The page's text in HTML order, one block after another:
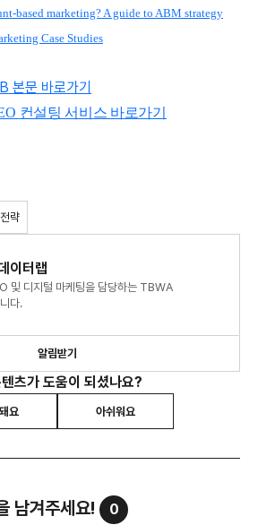
based marketing? A guide to ABM strategy
Case Studies
본문 바로가기
컨설팅 서비스 바로가기
략
이터랩
및 디지털 마케팅을 담당하는 TBWA
다.
알림받기
츠가 도움이 되셨나요?
요 아쉬워요
남겨주세요! 0